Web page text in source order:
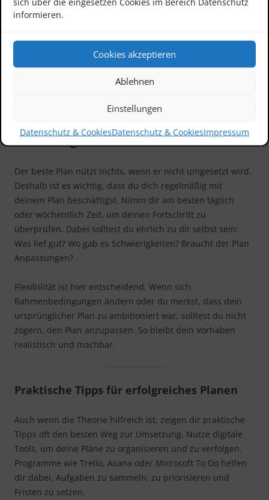
informieren.
Cookies akzeptieren
Ablehnen
Einstellungen
Datenschutz & CookiesDatenschutz & CookiesImpressum
und motivierter zu bleiben. Tools wie Gantt-Diagramme
oder Mindmaps bieten dir die Möglichkeit, Aufgaben und
Zeitpläne anschaulich darzustellen. Ein gut visualisierter
Plan erleichtert dir den Überblick und zeigt dir auf einen
Umsetzung und Kontrolle
Der beste Plan nützt nichts, wenn er nicht umgesetzt wird.
Deshalb ist es wichtig, dass du dich regelmäßig mit
deinem Plan beschäftigst. Nimm dir am besten täglich
oder wöchentlich Zeit, um deinen Fortschritt zu
überprüfen. Dabei solltest du ehrlich zu dir selbst sein:
Was lief gut? Wo gab es Schwierigkeiten? Braucht der Plan
Anpassungen?
Flexibilität ist hier entscheidend. Wenn sich
Rahmenbedingungen ändern oder du merkst, dass dein
ursprünglicher Plan zu ambitioniert war, solltest du nicht
zögern, den Plan anzupassen. So bleibt dein Vorhaben
realistisch und machbar.
Praktische Tipps für erfolgreiches Planen
Auch wenn die Theorie hilfreich ist, zeigen dir praktische
Tipps oft den besten Weg zur Umsetzung. Nutze digitale
Tools, um deine Pläne zu organisieren und zu verfolgen.
Programme wie Trello, Asana oder Microsoft To Do helfen
dir dabei, Aufgaben zu sammeln, zu priorisieren und
Fristen zu setzen.